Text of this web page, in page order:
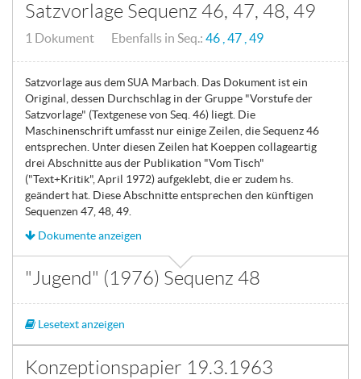
Satzvorlage Sequenz 46, 47, 48, 49
1 Dokument Ebenfalls in Seq.: 46 47 49
Satzvorlage aus dem SUA Marbach. Das Dokument ist ein
Original, dessen Durchschlag in der Gruppe "Vorstufe der
Satzvorlage" (Textgenese von Seq. 46) liegt. Die
Maschinenschrift umfasst nur einige Zeilen, die Sequenz 46
entsprechen. Unter diesen Zeilen hat Koeppen collageartig
drei Abschnitte aus der Publikation "Vom Tisch"
("Text+Kritik", April 1972) aufgeklebt, die er zudem hs.
geändert hat. Diese Abschnitte entsprechen den künftigen
Sequenzen 47, 48, 49.
Dokumente anzeigen
"Jugend" (1976) Sequenz 48
Lesetext anzeigen
Konzeptionspapier 19.3.1963